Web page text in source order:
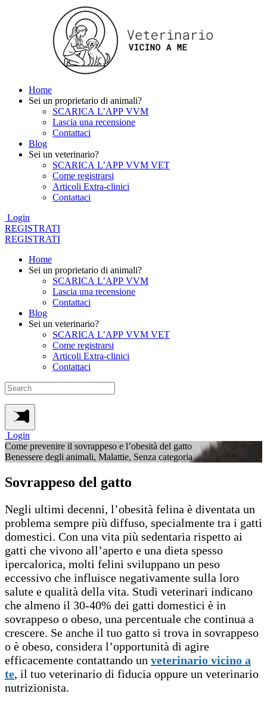
Home
Sei un proprietario di animali?
SCARICA L’APP VVM
Lascia una recensione
Contattaci
Blog
Sei un veterinario?
SCARICA L’APP VVM VET
Come registrarsi
Articoli Extra-clinici
Contattaci
Login
REGISTRATI
REGISTRATI
Home
Sei un proprietario di animali?
SCARICA L’APP VVM
Lascia una recensione
Contattaci
Blog
Sei un veterinario?
SCARICA L’APP VVM VET
Come registrarsi
Articoli Extra-clinici
Contattaci
Login
Come prevenire il sovrappeso e l’obesità del gatto
Benessere degli animali, Malattie, Senza categoria
Sovrappeso del gatto
Negli ultimi decenni, l’obesità felina è diventata un
problema sempre più diffuso, specialmente tra i gatti
domestici. Con una vita più sedentaria rispetto ai
gatti che vivono all’aperto e una dieta spesso
ipercalorica, molti felini sviluppano un peso
eccessivo che influisce negativamente sulla loro
salute e qualità della vita. Studi veterinari indicano
che almeno il 30-40% dei gatti domestici è in
sovrappeso o obeso, una percentuale che continua a
crescere. Se anche il tuo gatto si trova in sovrappeso
o è obeso, considera l’opportunità di agire
efficacemente contattando un veterinario vicino a
te, il tuo veterinario di fiducia oppure un veterinario
nutrizionista.